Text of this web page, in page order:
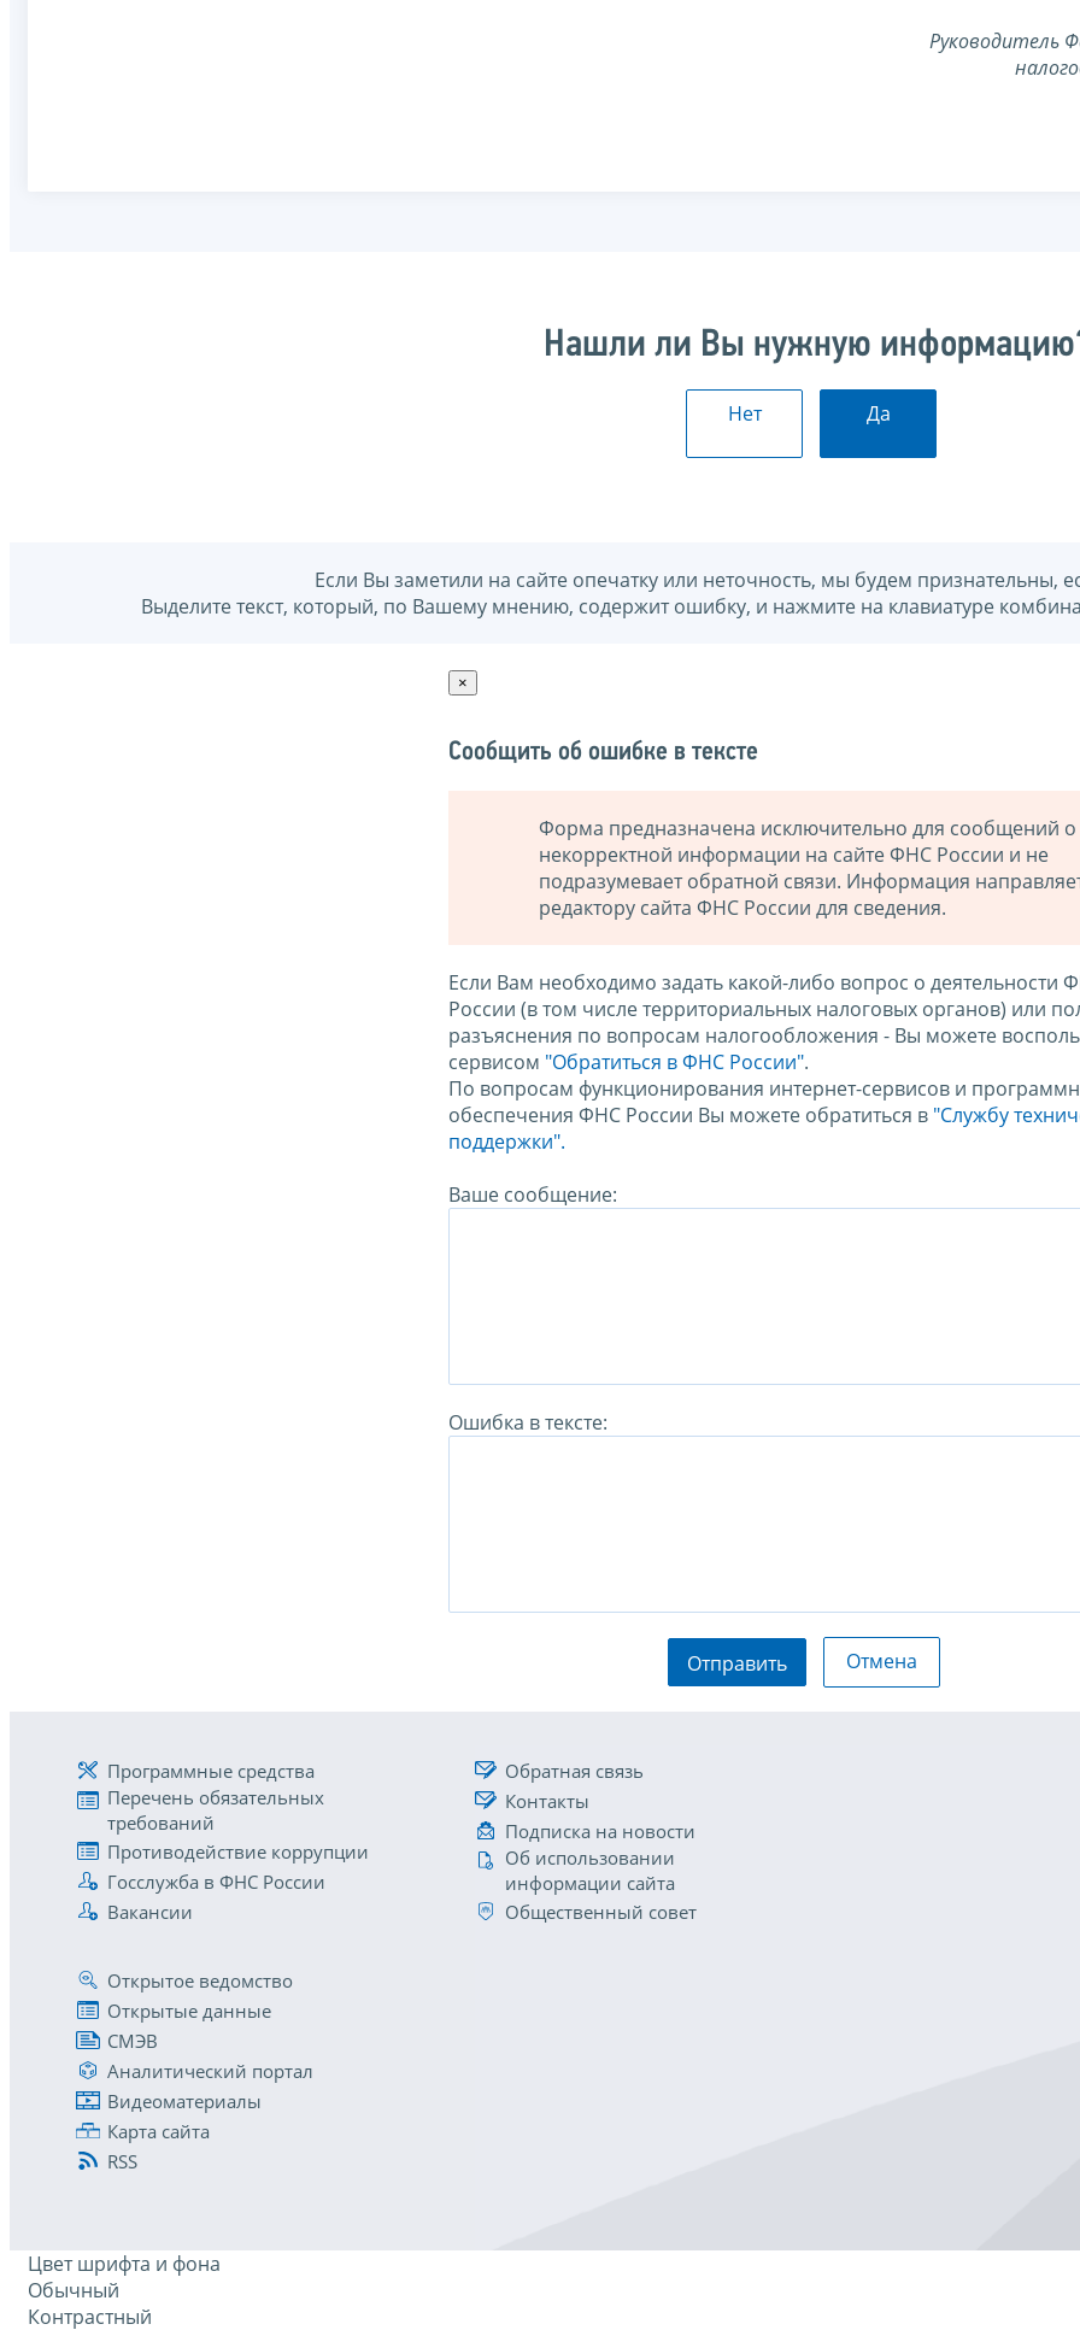
Руководитель
Нашли ли Вы нужную
Нет Да
Если Вы заметили на сайте опечатку или неточность, мы будем признательны,
Выделите текст, который, по Вашему мнению, содержит ошибку, и нажмите на клавиатуре
×
Сообщить об ошибке в тексте
Форма предназначена исключительно для сообщений о
некорректной информации на сайте ФНС России и не
подразумевает обратной связи. Информация
редактору сайта ФНС России для сведения.
Если Вам необходимо задать какой-либо вопрос о деятельности
России (в том числе территориальных налоговых органов) или
разъяснения по вопросам налогообложения - Вы можете
сервисом "Обратиться в ФНС России".
По вопросам функционирования интернет-сервисов и
обеспечения ФНС России Вы можете обратиться в "Службу
поддержки".
Ваше сообщение:
Ошибка в тексте:
Отправить Отмена
Программные средства
Перечень обязательных
требований
Противодействие коррупции
Госслужба в ФНС России
Вакансии
Обратная связь
Контакты
Подписка на новости
Об использовании
информации сайта
Общественный совет
Открытое ведомство
Открытые данные
СМЭВ
Аналитический портал
Видеоматериалы
Карта сайта
RSS
Цвет шрифта и фона
Обычный
Контрастный